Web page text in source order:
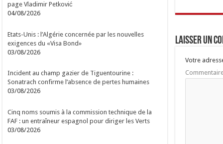
Laisser un
Votre
page Vladimir Petković
04/08/2026
Etats-Unis : l’Algérie concernée par les nouvelles
exigences du «Visa Bond»
03/08/2026
Incident au champ gazier de Tiguentourine :
Sonatrach confirme l’absence de pertes humaines
03/08/2026
Cinq noms soumis à la commission technique de la
FAF : un entraîneur espagnol pour diriger les Verts
03/08/2026